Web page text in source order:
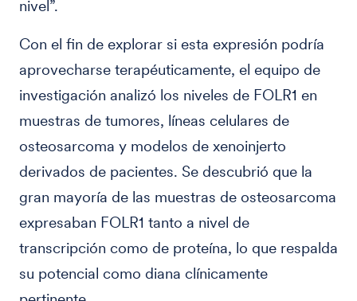
nivel”.
Con el fin de explorar si esta expresión podría
aprovecharse terapéuticamente, el equipo de
investigación analizó los niveles de FOLR1 en
muestras de tumores, líneas celulares de
osteosarcoma y modelos de xenoinjerto
derivados de pacientes. Se descubrió que la
gran mayoría de las muestras de osteosarcoma
expresaban FOLR1 tanto a nivel de
transcripción como de proteína, lo que respalda
su potencial como diana clínicamente